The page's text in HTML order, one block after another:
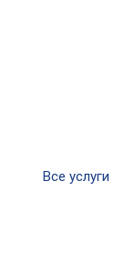
Все услуги